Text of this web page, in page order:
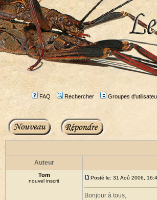
FAQ Rechercher Groupes
Auteur
Tom
nouvel inscrit
Posté le: 31 Aoû 2006,
Bonjour à tous,